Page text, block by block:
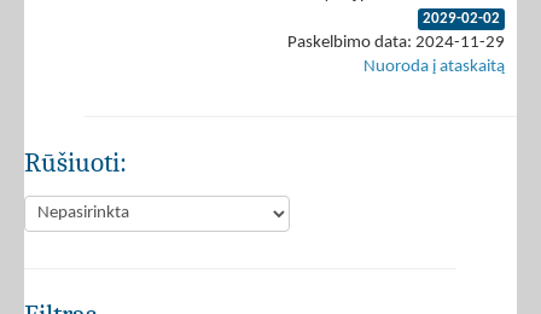
2029-02-02
Paskelbimo data: 2024-11-29
Nuoroda į ataskaitą
Rūšiuoti: